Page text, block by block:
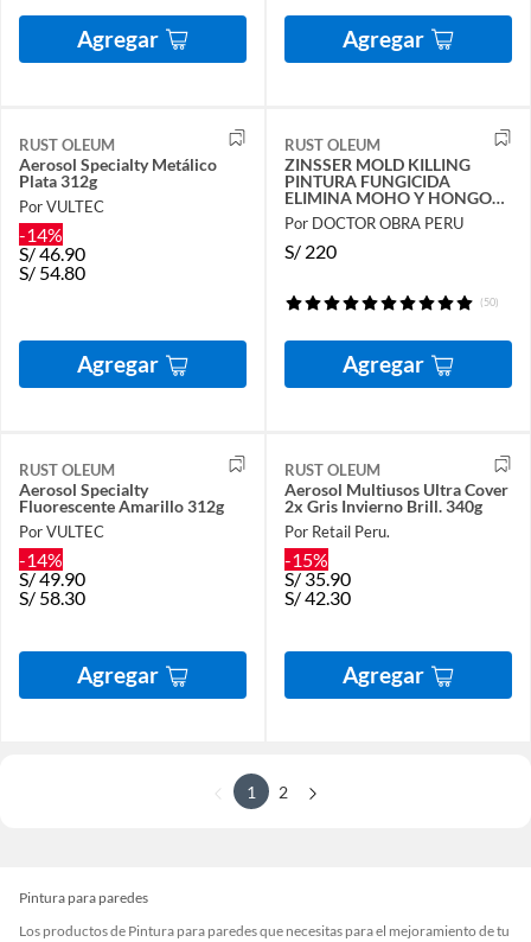
Agregar Agregar
RUST OLEUM
Aerosol Specialty Metálico
Plata 312g
Por VULTEC
-14%
S/46.90
S/ 54.80
Agregar
RUST OLEUM
ZINSSER MOLD KILLING
PINTURA FUNGICIDA
ELIMINA MOHO Y HONGOS
1 GALÓN
Por DOCTOR OBRA PERU
S/ 220
(50)
Agregar
RUST OLEUM
Aerosol Specialty
Fluorescente Amarillo 312g
Por VULTEC
-14%
S/49.90
S/ 58.30
Agregar
RUST OLEUM
Aerosol Multiusos Ultra Cover
2x Gris Invierno Brill. 340g
Por Retail Peru.
-15%
S/ 35.90
S/42.30
Agregar
1 2
Pintura para paredes
Los productos de Pintura para paredes que necesitas para el mejoramiento de tu